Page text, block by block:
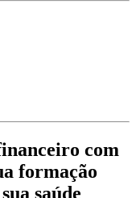
com
formação
saúde